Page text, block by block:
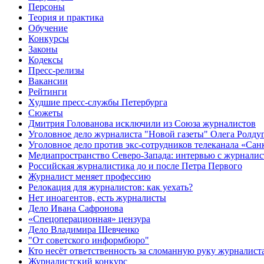
Персоны
Теория и практика
Обучение
Конкурсы
Законы
Кодексы
Пресс-релизы
Вакансии
Рейтинги
Худшие пресс-службы Петербурга
Сюжеты
Дмитрия Голованова исключили из Союза журналистов
Уголовное дело журналиста "Новой газеты" Олега
Уголовное дело против экс-сотрудников телеканала
Медиапространство Северо-Запада: интервью с
Российская журналистика до и после Петра Первого
Журналист меняет профессию
Релокация для журналистов: как уехать?
Нет иноагентов, есть журналисты
Дело Ивана Сафронова
«Спецоперационная» цензура
Дело Владимира Шевченко
"От советского информбюро"
Кто несёт ответственность за сломанную руку
Журналистский конкурс